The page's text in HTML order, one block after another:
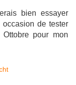
bien essayer
de tester
pour mon